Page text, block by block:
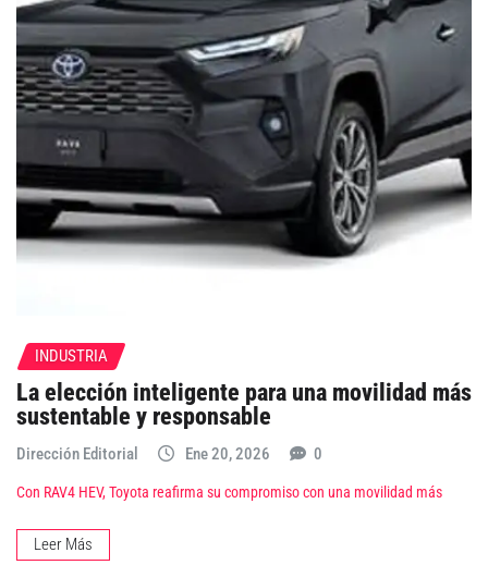
INDUSTRIA
La elección inteligente para una movilidad más
sustentable y responsable
Dirección Editorial Ene 20, 2026 0
Con RAV4 HEV, Toyota reafirma su compromiso con una movilidad más
Leer Más